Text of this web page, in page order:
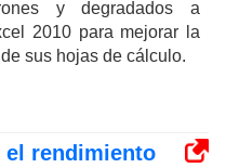
y degradados a
2010 para mejorar la
sus hojas de cálculo.
el rendimiento